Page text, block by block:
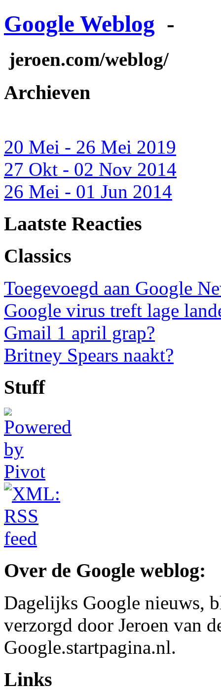
Google Weblog -
jeroen.com/weblog/
Archieven
20 Mei - 26 Mei 2019
27 Okt - 02 Nov 2014
26 Mei - 01 Jun 2014
Laatste Reacties
Classics
Toegevoegd aan Google
Google virus treft lage
Gmail 1 april grap?
Britney Spears naakt?
Stuff
Over de Google weblog:
Dagelijks Google nieuws,
verzorgd door Jeroen van
Google.startpagina.nl.
Links